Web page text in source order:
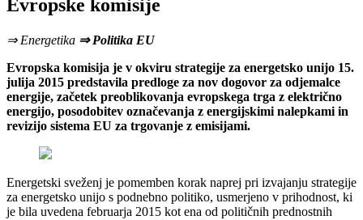
Evropske komisije
⇒ Energetika ⇒ Politika EU
Evropska komisija je v okviru strategije za energetsko unijo 15.
julija 2015 predstavila predloge za nov dogovor za odjemalce
energije, začetek preoblikovanja evropskega trga z električno
energijo, posodobitev označevanja z energijskimi nalepkami in
revizijo sistema EU za trgovanje z emisijami.
Energetski sveženj je pomemben korak naprej pri izvajanju strategije
za energetsko unijo s podnebno politiko, usmerjeno v prihodnost, ki
je bila uvedena februarja 2015 kot ena od političnih prednostnih